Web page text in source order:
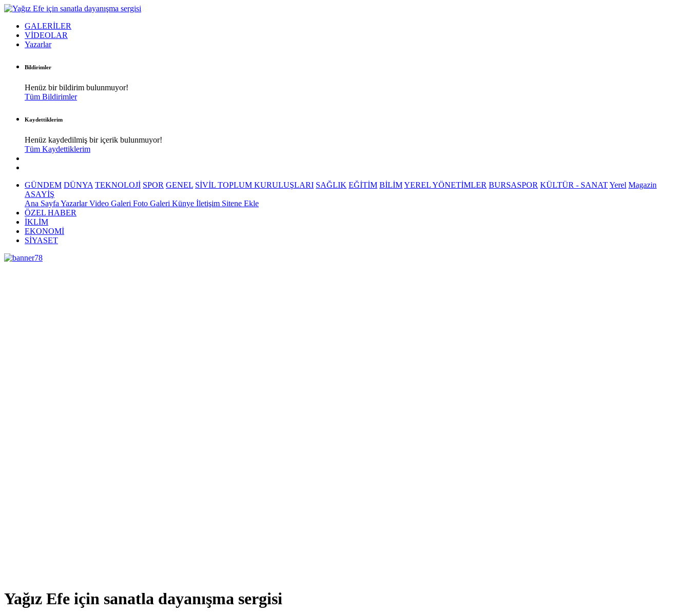
GALERİLER
VİDEOLAR
Yazarlar
Bildirimler
Henüz bir bildirim bulunmuyor!
Tüm Bildirimler
Kaydettiklerim
Henüz kaydedilmiş bir içerik bulunmuyor!
Tüm Kaydettiklerim
GÜNDEM DÜNYA TEKNOLOJİ SPOR GENEL SİVİL TOPLUM KURULUŞLARI SAĞLIK EĞİTİM BİLİMYEREL YÖNETİMLER BURSASPOR KÜLTÜR - SANATYerel Magazin
ASAYİŞ
Ana Sayfa YazarlarVideo Galeri Foto Galeri Künye İletişim Sitene Ekle
ÖZEL HABER
İKLİM
EKONOMİ
SİYASET
Yağız Efe için sanatla dayanışma sergisi